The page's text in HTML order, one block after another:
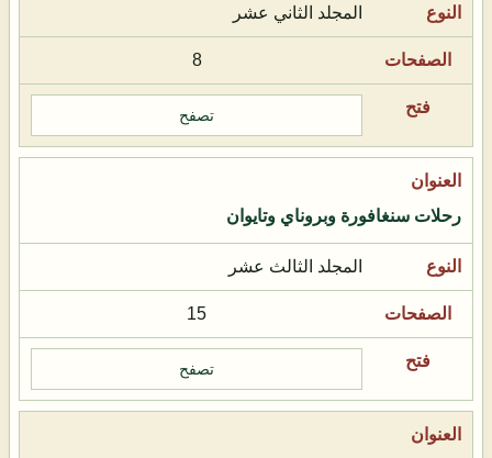
المجلد الثاني عشر
8
تصفح
رحلات سنغافورة وبروناي وتايوان
المجلد الثالث عشر
15
تصفح